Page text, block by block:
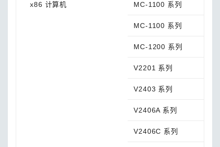
x86 计算机 MC-1100 系列
MC-1100 系列
MC-1200 系列
V2201 系列
V2403 系列
V2406A 系列
V2406C 系列